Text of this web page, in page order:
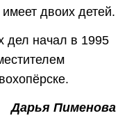
двоих детей.
дел начал в 1995
Дарья Пименова